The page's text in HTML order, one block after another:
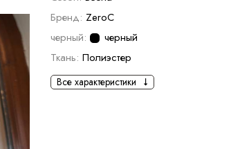
Бренд: ZeroC
черный:
черный
Ткань: Полиэстер
Все характеристики